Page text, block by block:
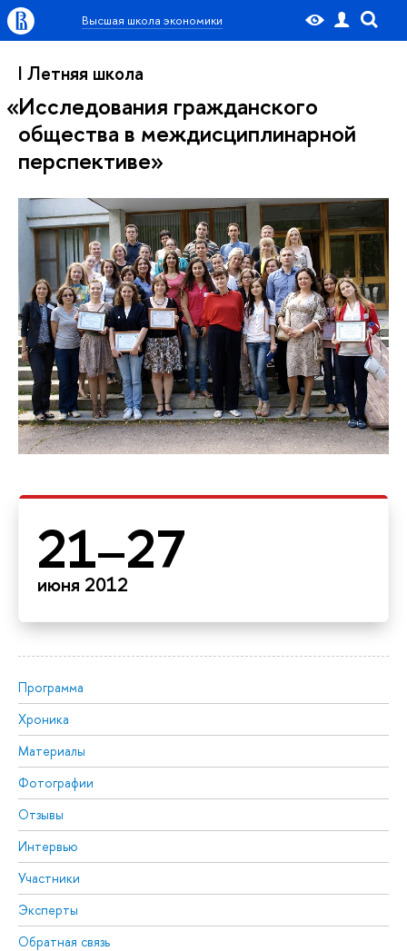
Высшая школа экономики
I Летняя школа
Исследования гражданского
общества в междисциплинарной
перспективе
21–27
июня 2012
Программа
Хроника
Материалы
Фотографии
Отзывы
Интервью
Участники
Эксперты
Обратная связь